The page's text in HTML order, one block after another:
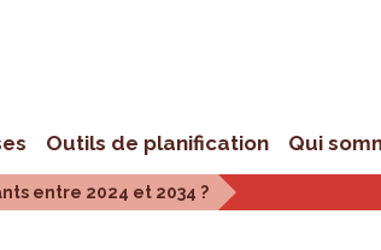
Outils de planification Qui
entre 2024 et 2034 ?